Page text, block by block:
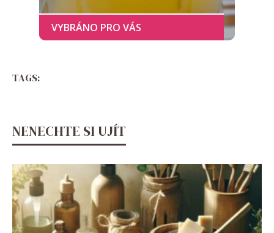
TAGS:
NENECHTE SI UJÍT